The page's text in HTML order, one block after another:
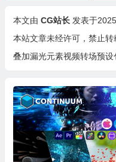
本文由 CG站长 发表于
本站文章未经许可，禁止转
叠加漏光元素视频转场预